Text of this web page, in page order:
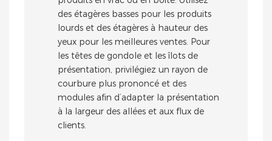
des étagères basses pour les produits
lourds et des étagères à hauteur des
yeux pour les meilleures ventes. Pour
les têtes de gondole et les îlots de
présentation, privilégiez un rayon de
courbure plus prononcé et des
modules afin d’adapter la présentation
à la largeur des allées et aux flux de
clients.